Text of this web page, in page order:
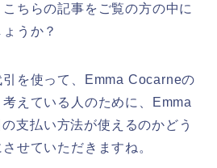
ちらの記事をご覧の方の中に
うか？
を使って、Emma Cocarneの
えている人のために、Emma
支払い方法が使えるのかどう
せていただきますね。